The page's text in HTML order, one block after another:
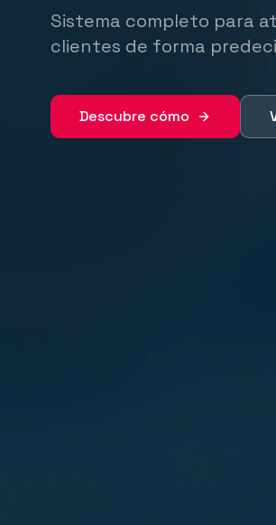
Sistema completo para
clientes de forma
Descubre cómo